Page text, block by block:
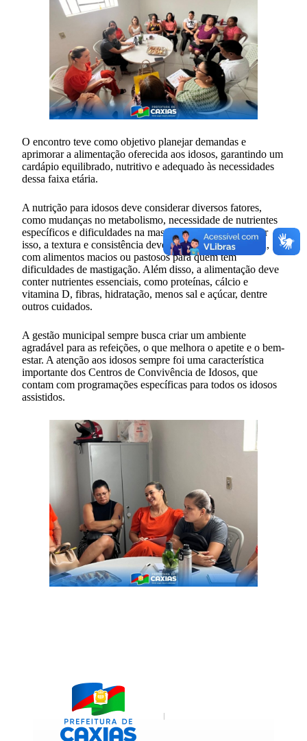
O encontro teve como objetivo planejar demandas e
aprimorar a alimentação oferecida aos idosos, garantindo um
cardápio equilibrado, nutritivo e adequado às necessidades
dessa faixa etária.
A nutrição para idosos deve considerar diversos fatores,
como mudanças no metabolismo, necessidade de nutrientes
específicos e dificuldades na mastigação ou digestão. Por
isso, a textura e consistência devem ser levadas em conta,
com alimentos macios ou pastosos para quem tem
dificuldades de mastigação. Além disso, a alimentação deve
conter nutrientes essenciais, como proteínas, cálcio e
vitamina D, fibras, hidratação, menos sal e açúcar, dentre
outros cuidados.
A gestão municipal sempre busca criar um ambiente
agradável para as refeições, o que melhora o apetite e o bem-
estar. A atenção aos idosos sempre foi uma característica
importante dos Centros de Convivência de Idosos, que
contam com programações específicas para todos os idosos
assistidos.